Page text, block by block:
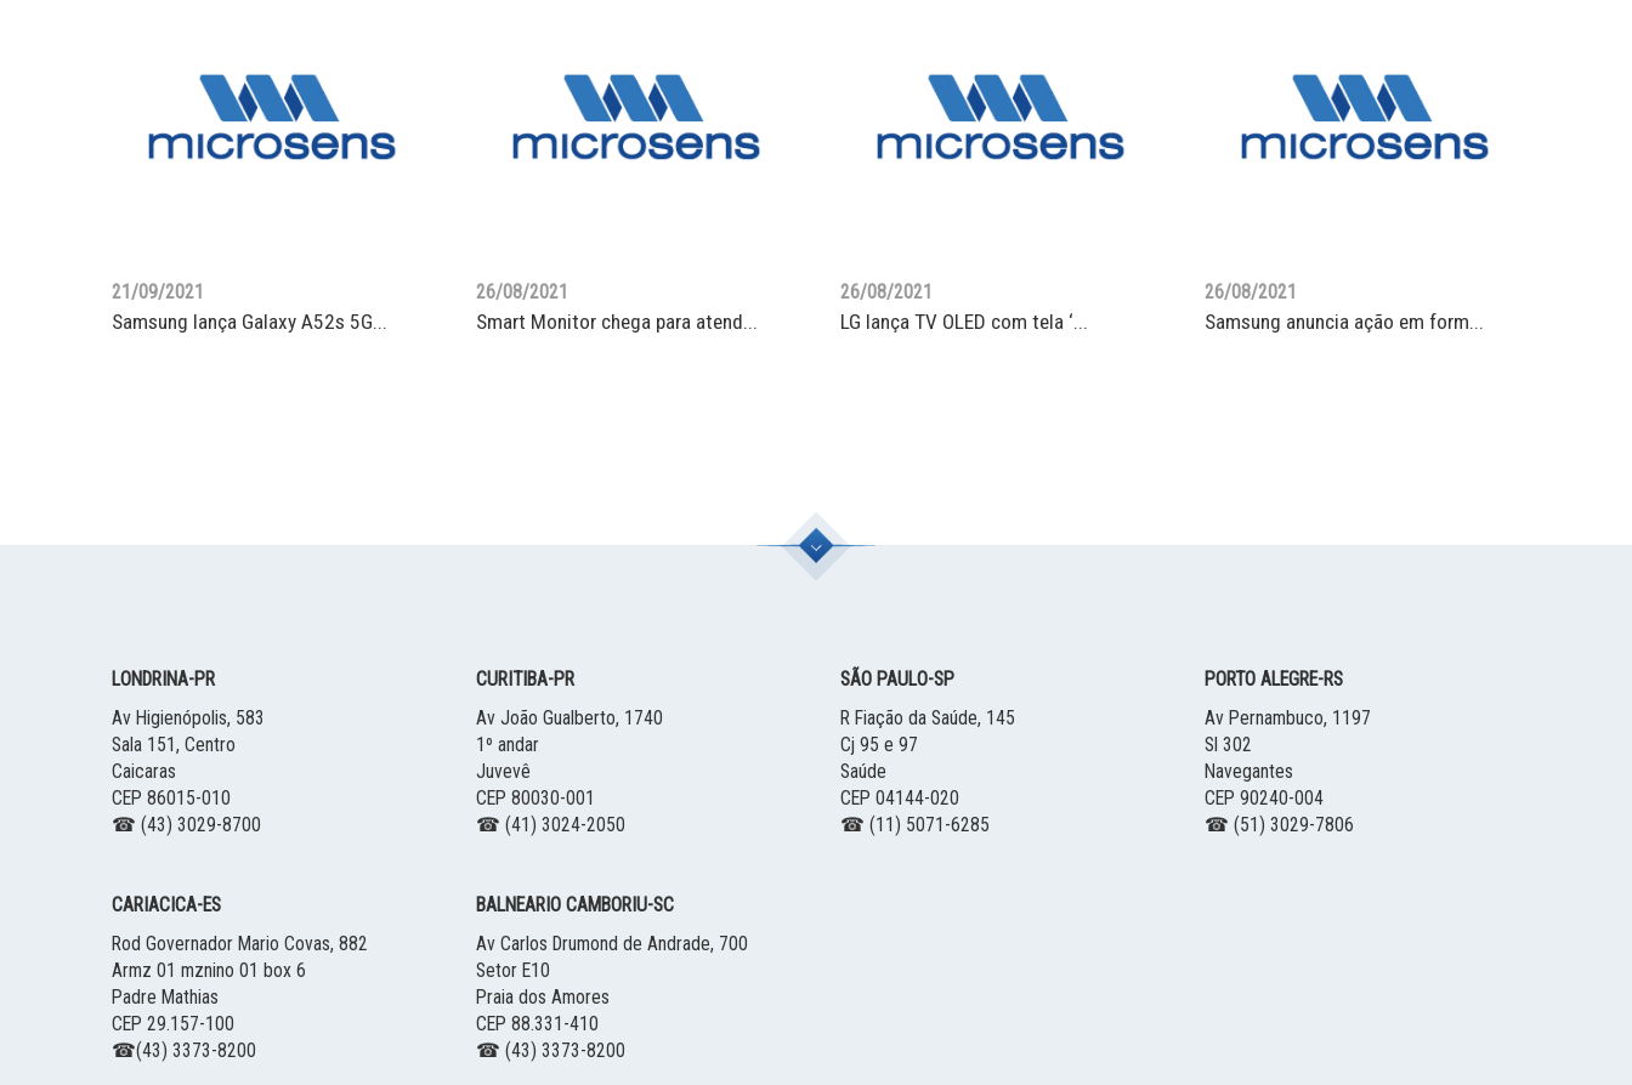
21/09/2021
Samsung lança Galaxy A52s 5G...
26/08/2021
Smart Monitor chega para atend...
26/08/2021
LG lança TV OLED com tela ‘...
26/08/2021
Samsung anuncia ação em form...
LONDRINA-PR
Av Higienópolis, 583
Sala 151, Centro
Caicaras
CEP 86015-010
☎ (43) 3029-8700
CURITIBA-PR
Av João Gualberto, 1740
1º andar
Juvevê
CEP 80030-001
☎ (41) 3024-2050
SÃO PAULO-SP
R Fiação da Saúde, 145
Cj 95 e 97
Saúde
CEP 04144-020
☎ (11) 5071-6285
PORTO ALEGRE-RS
Av Pernambuco, 1197
Sl 302
Navegantes
CEP 90240-004
☎ (51) 3029-7806
CARIACICA-ES
Rod Governador Mario Covas, 882
Armz 01 mznino 01 box 6
Padre Mathias
CEP 29.157-100
☎(43) 3373-8200
BALNEARIO CAMBORIU-SC
Av Carlos Drumond de Andrade, 700
Setor E10
Praia dos Amores
CEP 88.331-410
☎ (43) 3373-8200